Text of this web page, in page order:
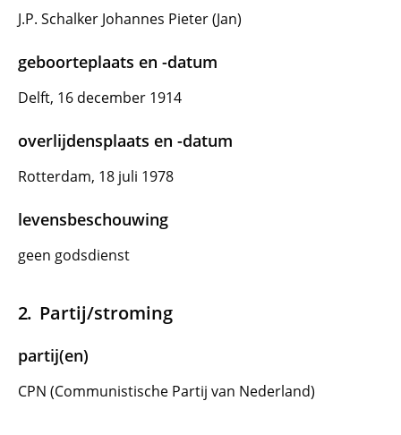
J.P. Schalker Johannes Pieter (Jan)
geboorteplaats en -datum
Delft, 16 december 1914
overlijdensplaats en -datum
Rotterdam, 18 juli 1978
levensbeschouwing
geen godsdienst
Partij/stroming
partij(en)
CPN (Communistische Partij van Nederland)